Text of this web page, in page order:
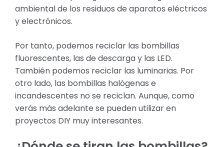
ambiental de los residuos de aparatos eléctricos
y electrónicos.
Por tanto, podemos reciclar las bombillas
fluorescentes, las de descarga y las LED.
También podemos reciclar las luminarias. Por
otro lado, las bombillas halógenas e
incandescentes no se reciclan. Aunque, como
verás más adelante se pueden utilizar en
proyectos DIY muy interesantes.